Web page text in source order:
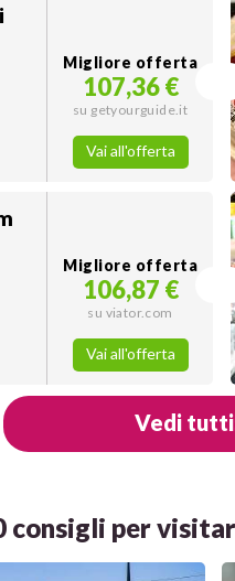
Migliore offerta
107,36 €
su getyourguide.it
Vai all'offerta
Migliore offerta
106,87 €
su viator.com
Vai all'offerta
Vedi
consigli per